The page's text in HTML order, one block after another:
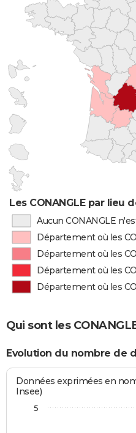
Les CONANGLE par lieu
Aucun CONANGLE
Département où les
Département où les
Département où les
Département où les
Qui sont les
Evolution du nombre de
Données exprimées en
Insee)
5